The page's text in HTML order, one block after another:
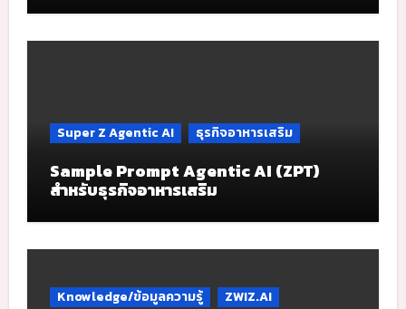
Super Z Agentic AI ธุรกิจอาหารเสริม
Sample Prompt Agentic AI (ZPT)
สำหรับธุรกิจอาหารเสริม
Knowledge/ข้อมูลความรู้
ZWIZ.AI